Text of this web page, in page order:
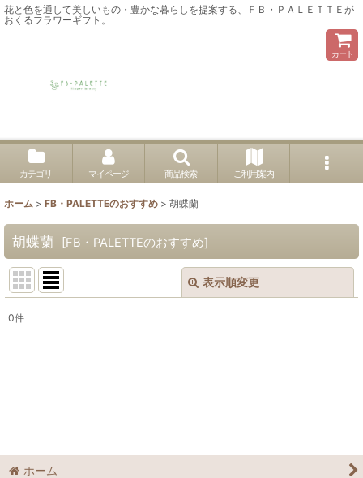
花と色を通して美しいもの・豊かな暮らしを提案する、ＦＢ・ＰＡＬＥＴＴＥが
おくるフラワーギフト。
カート
カテゴリ マイページ 商品検索 ご利用案内
ホーム > FB・PALETTEのおすすめ > 胡蝶蘭
胡蝶蘭 [FB・PALETTEのおすすめ]
表示順変更
0件
ホーム